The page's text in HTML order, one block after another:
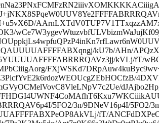
kU7b/AHn/
kVLj/fT/
5FO2/3n/9DNeV16p4I/5FO2/
fT/